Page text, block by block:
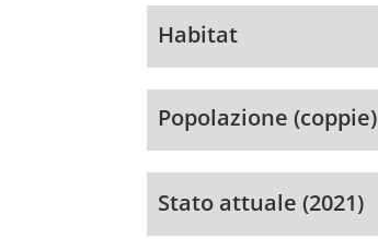
Habitat
Popolazione (coppie)
Stato attuale (2021)